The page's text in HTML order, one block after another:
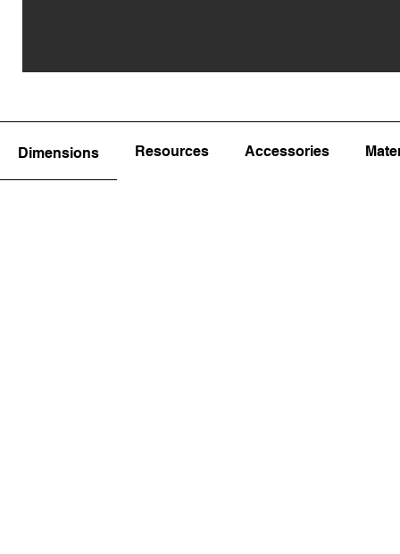
Dimensions Resources Accessories